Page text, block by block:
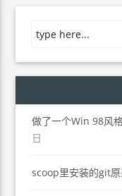
做了一个Win 98风
日
scoop里安装的git